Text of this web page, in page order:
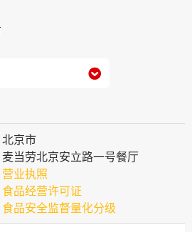

北京市
麦当劳北京安立路一号餐厅
营业执照
食品经营许可证
食品安全监督量化分级